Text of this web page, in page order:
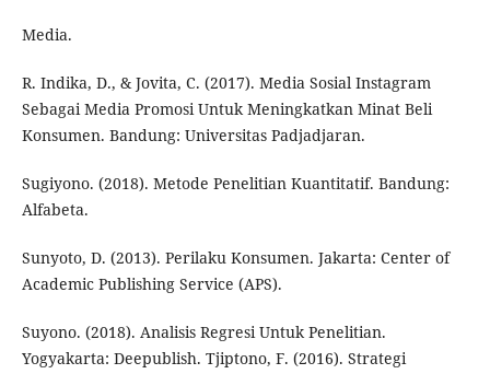
Media.
R. Indika, D., & Jovita, C. (2017). Media Sosial Instagram
Sebagai Media Promosi Untuk Meningkatkan Minat Beli
Konsumen. Bandung: Universitas Padjadjaran.
Sugiyono. (2018). Metode Penelitian Kuantitatif. Bandung:
Alfabeta.
Sunyoto, D. (2013). Perilaku Konsumen. Jakarta: Center of
Academic Publishing Service (APS).
Suyono. (2018). Analisis Regresi Untuk Penelitian.
Yogyakarta: Deepublish. Tjiptono, F. (2016). Strategi